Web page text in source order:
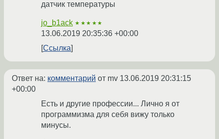
датчик температуры
jo_b1ack ★★★★★
13.06.2019 20:35:36 +00:00
Ссылка
Ответ на: комментарий от mv 13.06.2019 20:31:15
+00:00
Есть и другие профессии... Лично я от
программизма для себя вижу только
минусы.